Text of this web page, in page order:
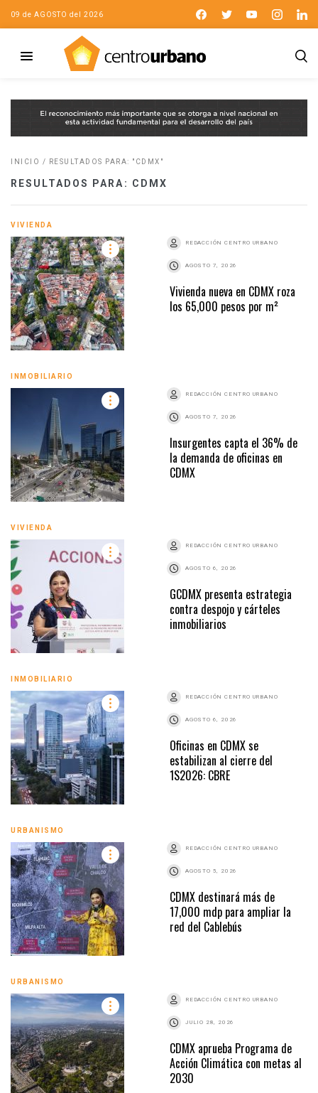
09 de AGOSTO del 2026
INICIO / RESULTADOS PARA: "CDMX"
RESULTADOS PARA: CDMX
VIVIENDA
REDACCIÓN CENTRO URBANO
AGOSTO 7, 2026
Vivienda nueva en CDMX roza
los 65,000 pesos por m²
INMOBILIARIO
REDACCIÓN CENTRO URBANO
AGOSTO 7, 2026
Insurgentes capta el 36% de
la demanda de oficinas en
CDMX
VIVIENDA
REDACCIÓN CENTRO URBANO
AGOSTO 6, 2026
GCDMX presenta estrategia
contra despojo y cárteles
inmobiliarios
INMOBILIARIO
REDACCIÓN CENTRO URBANO
AGOSTO 6, 2026
Oficinas en CDMX se
estabilizan al cierre del
1S2026: CBRE
URBANISMO
REDACCIÓN CENTRO URBANO
AGOSTO 5, 2026
CDMX destinará más de
17,000 mdp para ampliar la
red del Cablebús
URBANISMO
REDACCIÓN CENTRO URBANO
JULIO 28, 2026
CDMX aprueba Programa de
Acción Climática con metas al
2030